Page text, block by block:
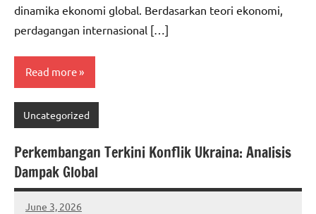
dinamika ekonomi global. Berdasarkan teori ekonomi,
perdagangan internasional […]
Read more
Uncategorized
Perkembangan Terkini Konflik Ukraina: Analisis
Dampak Global
June 3, 2026